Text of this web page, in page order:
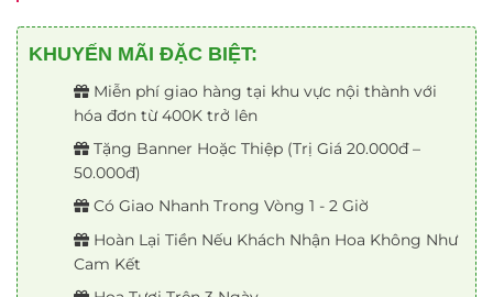
KHUYẾN MÃI ĐẶC BIỆT:
Miễn phí giao hàng tại khu vực nội thành với
hóa đơn từ 400K trở lên
Tặng Banner Hoặc Thiệp (Trị Giá 20.000đ –
50.000đ)
Có Giao Nhanh Trong Vòng 1 - 2 Giờ
Hoàn Lại Tiền Nếu Khách Nhận Hoa Không Như
Cam Kết